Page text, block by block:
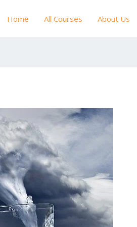
Home All Courses About Us